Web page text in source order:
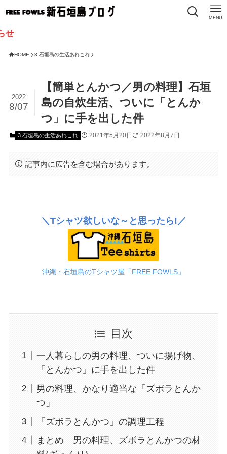
MENU
HOME 3.石垣島の生活あれこれ
【簡単とんかつ／男の料理】石垣
島の自炊生活、ついに「とんか
つ」に手を出した件
2022
8/07
3.石垣島の生活あれこれ 2021年5月20日 2022年8月7日
記事内に広告を含む場合があります。
＼Tシャツ欲しいな～と思ったら!／
沖縄・石垣島のTシャツ屋「FREE FOWLS」
目次
一人暮らしの男の料理、ついに揚げ物、
「とんかつ」に手を出した件
男の料理、かなり適当な「ズボラとんか
つ」
「ズボラとんかつ」の調理工程
まとめ 男の料理、ズボラとんかつの材